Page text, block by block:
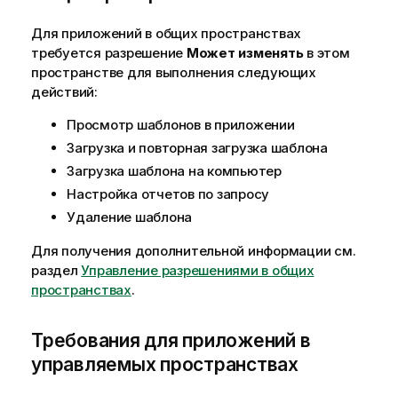
Для приложений в общих пространствах
требуется разрешение Может изменятьв этом
пространстве для выполнения следующих
действий:
Просмотр шаблонов в приложении
Загрузка и повторная загрузка шаблона
Загрузка шаблона на компьютер
Настройка отчетов по запросу
Удаление шаблона
Для получения дополнительной информации см.
разделУправление разрешениями в общих
пространствах.
Требования для приложений в
управляемых пространствах